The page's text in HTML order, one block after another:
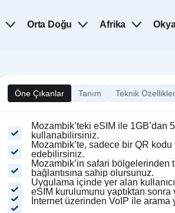
Orta Doğu Afrika
Öne Çıkanlar Tanım Teknik Özellikler
Mozambik’teki eSIM ile 1GB’dan
kullanabilirsiniz.
Mozambik’te, sadece bir QR
edebilirsiniz.
Mozambik’in safari bölgelerinden
bağlantısına sahip olursunuz.
Uygulama içinde yer alan
eSIM kurulumunu yaptıktan sonra
İnternet üzerinden VoIP ile arama